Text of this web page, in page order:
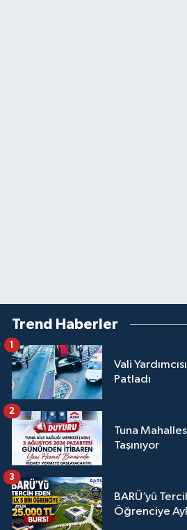
Trend Haberler
Vali
Patladı
1
Tuna
Taşınıyor
2
BARÜ’yü
Öğrenciye
3